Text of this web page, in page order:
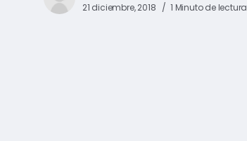
21 diciembre, 2018 1 Minuto de lectura